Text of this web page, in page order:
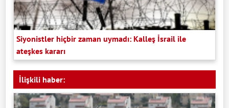
Siyonistler hiçbir zaman uymadı: Kalleş İsrail ile
ateşkes kararı
İlişkili haber: